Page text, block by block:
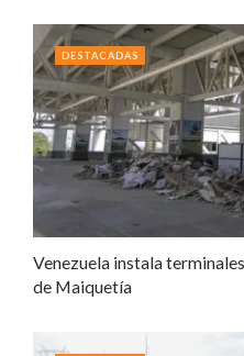
Venezuela instala
de Maiquetía
DESTACADAS